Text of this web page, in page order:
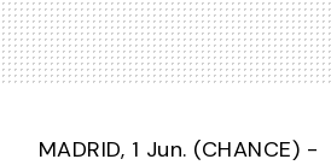
MADRID, 1 Jun. (CHANCE) -